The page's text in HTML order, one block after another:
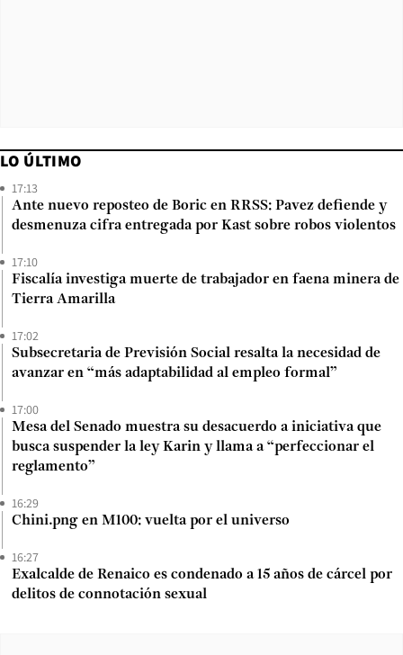
LO ÚLTIMO
17:13
Ante nuevo reposteo de Boric en RRSS: Pavez defiende y
desmenuza cifra entregada por Kast sobre robos violentos
17:10
Fiscalía investiga muerte de trabajador en faena minera de
Tierra Amarilla
17:02
Subsecretaria de Previsión Social resalta la necesidad de
avanzar en “más adaptabilidad al empleo formal”
17:00
Mesa del Senado muestra su desacuerdo a iniciativa que
busca suspender la ley Karin y llama a “perfeccionar el
reglamento”
16:29
Chini.png en M100: vuelta por el universo
16:27
Exalcalde de Renaico es condenado a 15 años de cárcel por
delitos de connotación sexual